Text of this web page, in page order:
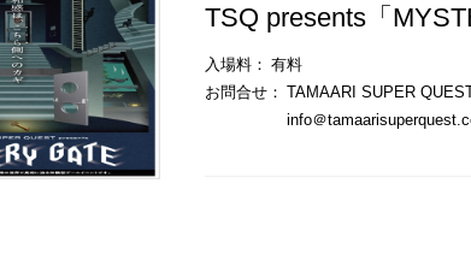
TSQ presents「
入場料： 有料
お問合せ： TAMAARI SUPER
info＠